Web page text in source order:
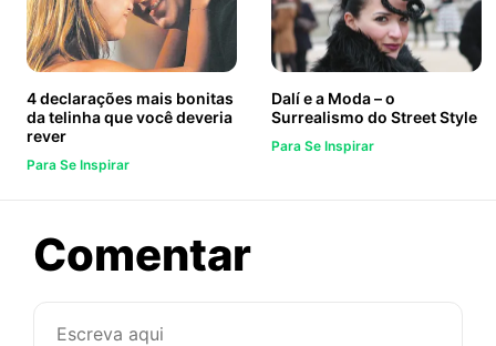
4 declarações mais bonitas
da telinha que você deveria
rever
Para Se Inspirar
Dalí e a Moda – o
Surrealismo do Street Style
Para Se Inspirar
Comentarsobre